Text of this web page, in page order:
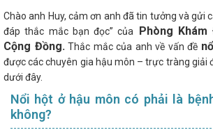
Chào anh Huy, cảm ơn anh đã tin tưởng và gửi
đáp thắc mắc bạn đọc” của
Phòng
Cộng Đồng. Thắc mắc của anh về vấn đề
được các chuyên gia hậu môn – trực tràng giải
dưới đây.
Nổi hột ở hậu môn có phải là
không?